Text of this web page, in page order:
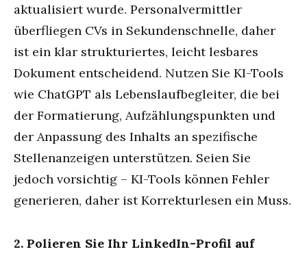
aktualisiert wurde. Personalvermittler
überfliegen CVs in Sekundenschnelle, daher
ist ein klar strukturiertes, leicht lesbares
Dokument entscheidend. Nutzen Sie KI-Tools
wie ChatGPT als Lebenslaufbegleiter, die bei
der Formatierung, Aufzählungspunkten und
der Anpassung des Inhalts an spezifische
Stellenanzeigen unterstützen. Seien Sie
jedoch vorsichtig – KI-Tools können Fehler
generieren, daher ist Korrekturlesen ein Muss.
2. Polieren Sie Ihr LinkedIn-Profil auf